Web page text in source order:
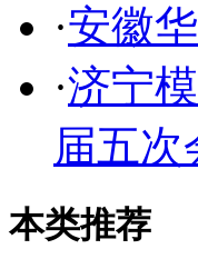
·安徽
·济宁
届五次
本类推荐